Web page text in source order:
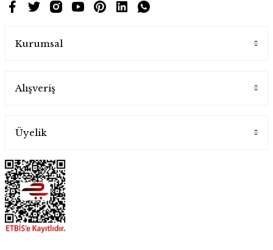
Kurumsal
Alışveriş
Üyelik